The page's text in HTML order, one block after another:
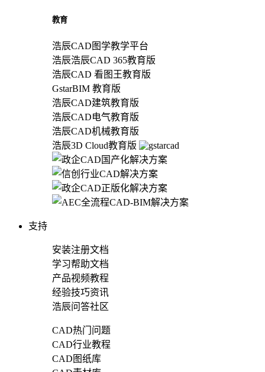
教育
浩辰CAD图学教学平台
浩辰浩辰CAD 365教育版
浩辰CAD 看图王教育版
GstarBIM 教育版
浩辰CAD建筑教育版
浩辰CAD电气教育版
浩辰CAD机械教育版
浩辰3D Cloud教育版
支持
安装注册文档
学习帮助文档
产品视频教程
经验技巧资讯
浩辰问答社区
CAD热门问题
CAD行业教程
CAD图纸库